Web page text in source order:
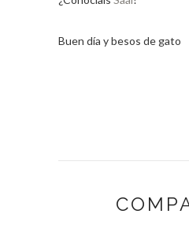
Buen día y besos de gato